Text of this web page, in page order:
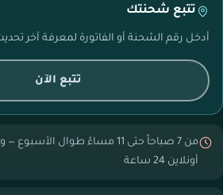
تتبع شحنتك
أدخل رقم الشحنة أو الفاتورة لمعرفة آخر
تتبع الآن
من 7 صباحاً حتى 11 مساءً طوال
أونلاين 24 ساعة